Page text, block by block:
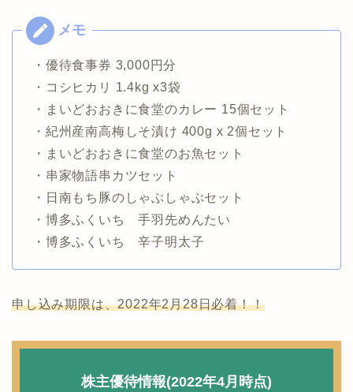
・優待食事券 3,000円分
・コシヒカリ 1.4kg x3袋
・まいどおおきに食堂のカレー 15個セット
・紀州産南高梅しそ漬け 400g x 2個セット
・まいどおおきに食堂のお魚セット
・串家物語串カツセット
・日南もち豚のしゃぶしゃぶセット
・博多ふくいち 手羽先めんたい
・博多ふくいち 辛子明太子
申し込み期限は、2022年2月28日必着！！
株主優待情報(2022年4月時点)